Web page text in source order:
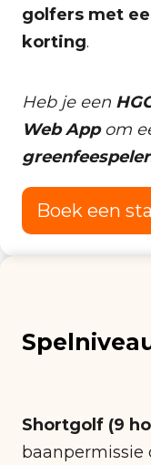
golfers met
korting.
Heb je een
Web Appom
Boek een
Shortgolf (9
baanpermissie